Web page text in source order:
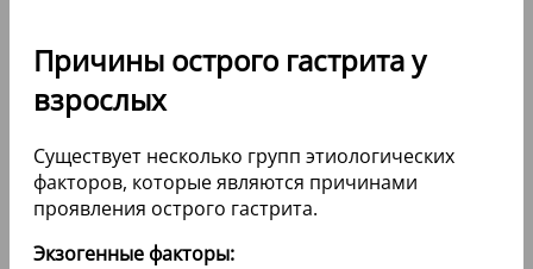
Причины острого гастрита у
взрослых
Существует несколько групп этиологических
факторов, которые являются причинами
проявления острого гастрита.
Экзогенные факторы: